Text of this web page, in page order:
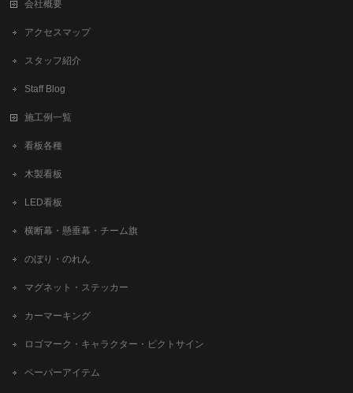
会社概要
アクセスマップ
スタッフ紹介
Staff Blog
施工例一覧
看板各種
木製看板
LED看板
横断幕・懸垂幕・チーム旗
のぼり・のれん
マグネット・ステッカー
カーマーキング
ロゴマーク・キャラクター・ピクトサイン
ペーパーアイテム